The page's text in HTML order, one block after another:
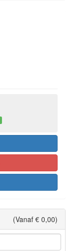
(Vanaf € 0,00)